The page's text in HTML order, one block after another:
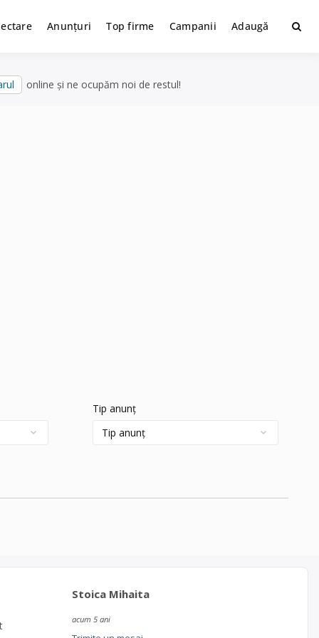
Anunțuri Top firme Campanii Adaugă
online și ne ocupăm noi de restul!
Tip anunț
Stoica Mihaita
acum 5 ani